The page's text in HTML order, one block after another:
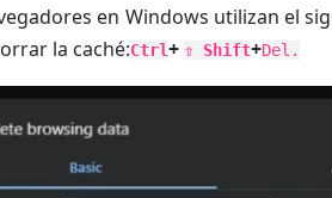
en Windows utilizan el
la caché:Ctrl+ ⇧ Shift+Del.